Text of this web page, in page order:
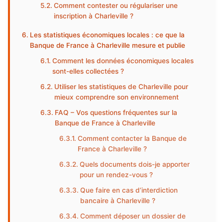
Comment contester ou régulariser une
inscription à Charleville ?
Les statistiques économiques locales : ce que la
Banque de France à Charleville mesure et publie
Comment les données économiques locales
sont-elles collectées ?
Utiliser les statistiques de Charleville pour
mieux comprendre son environnement
FAQ – Vos questions fréquentes sur la
Banque de France à Charleville
Comment contacter la Banque de
France à Charleville ?
Quels documents dois-je apporter
pour un rendez-vous ?
Que faire en cas d’interdiction
bancaire à Charleville ?
Comment déposer un dossier de